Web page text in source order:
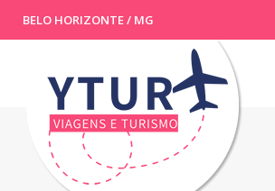
BELO HORIZONTE / MG